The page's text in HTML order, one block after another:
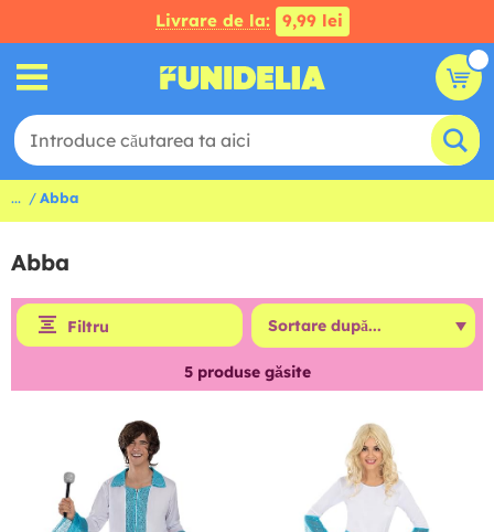
Livrare de la: 9,99 lei
... Abba
Abba
Filtru
5produse găsite